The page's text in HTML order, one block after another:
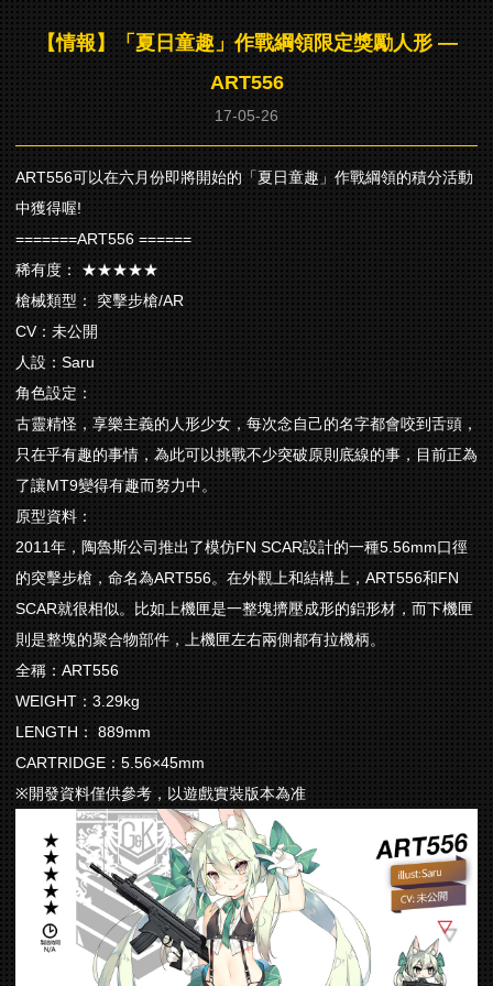
【情報】「夏日童趣」作戰綱領限定獎勵人形 —
ART556
17-05-26
ART556可以在六月份即將開始的「夏日童趣」作戰綱領的積分活動
中獲得喔!
=======ART556 ======
稀有度： ★★★★★
槍械類型： 突擊步槍/AR
CV：未公開
人設：Saru
角色設定：
古靈精怪，享樂主義的人形少女，每次念自己的名字都會咬到舌頭，
只在乎有趣的事情，為此可以挑戰不少突破原則底線的事，目前正為
了讓MT9變得有趣而努力中。
原型資料：
2011年，陶魯斯公司推出了模仿FN SCAR設計的一種5.56mm口徑
的突擊步槍，命名為ART556。在外觀上和結構上，ART556和FN
SCAR就很相似。比如上機匣是一整塊擠壓成形的鋁形材，而下機匣
則是整塊的聚合物部件，上機匣左右兩側都有拉機柄。
全稱：ART556
WEIGHT：3.29kg
LENGTH： 889mm
CARTRIDGE：5.56×45mm
※開發資料僅供參考，以遊戲實裝版本為准